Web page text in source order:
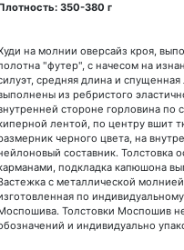
350-380 г
на молнии оверсайз кроя,
"футер", с начесом на
средняя длина и
из ребристого
стороне горловина по
лентой, по центру вшит
черного цвета, на
составник. Толстовка
подкладка капюшона
с металлической
по
Толстовки Моспошив
и индивидуально